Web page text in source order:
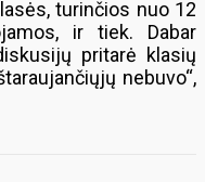
turinčios nuo 12
ir tiek. Dabar
pritarė klasių
nebuvo“,